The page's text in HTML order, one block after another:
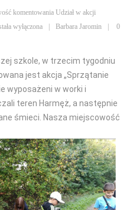
komentowania Udział w akcji
wyłączona Barbara Jaromin 0
szkole, w trzecim tygodniu
jest akcja „Sprzątanie
wyposażeni w worki i
teren Harmęż, a następnie
śmieci. Nasza miejscowość